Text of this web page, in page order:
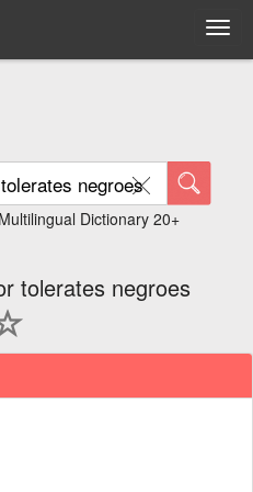
Dictionary 20+
tolerates negroes